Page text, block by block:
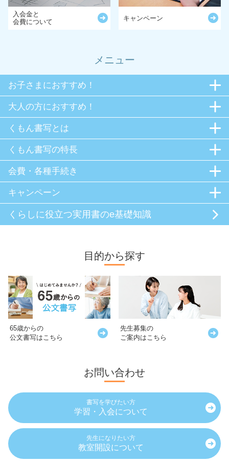
入会金と
会費について
キャンペーン
メニュー
お子さまにおすすめ！
大人の方におすすめ！
くもん書写とは
くもん書写の特長
会費・各種手続き
キャンペーン
くらしに役立つ実用書のe基礎知識
目的から探す
65歳からの
公文書写はこちら
先生募集の
ご案内はこちら
お問い合わせ
書写を学びたい方
学習・入会について
先生になりたい方
教室開設について